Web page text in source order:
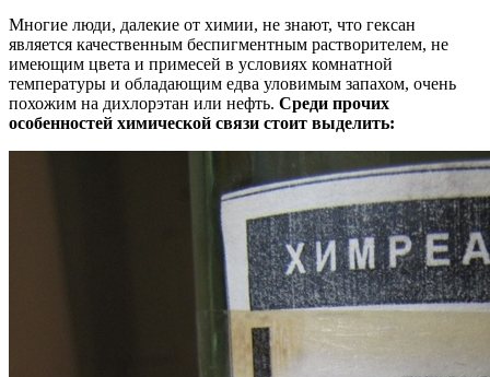
Многие люди, далекие от химии, не знают, что гексан
является качественным беспигментным растворителем, не
имеющим цвета и примесей в условиях комнатной
температуры и обладающим едва уловимым запахом, очень
похожим на дихлорэтан или нефть. Среди прочих
особенностей химической связи стоит выделить: